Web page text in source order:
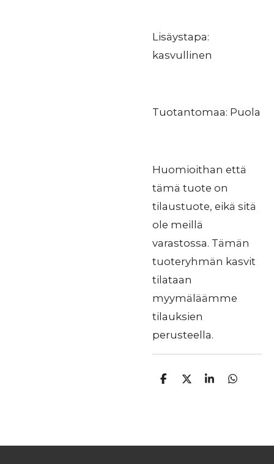
Lisäystapa:
kasvullinen
Tuotantomaa: Puola
Huomioithan että
tämä tuote on
tilaustuote, eikä sitä
ole meillä
varastossa. Tämän
tuoteryhmän kasvit
tilataan
myymäläämme
tilauksien
perusteella.
J
J
J
J